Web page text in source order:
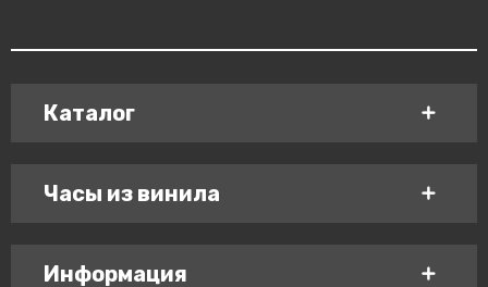
Каталог
Часы из винила
Информация